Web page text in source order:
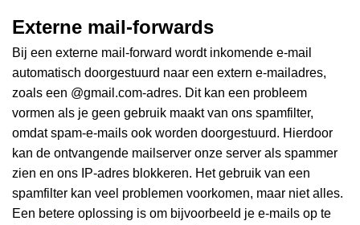
Externe mail-forwards
Bij een externe mail-forward wordt inkomende e-mail
automatisch doorgestuurd naar een extern e-mailadres,
zoals een @gmail.com-adres. Dit kan een probleem
vormen als je geen gebruik maakt van ons spamfilter,
omdat spam-e-mails ook worden doorgestuurd. Hierdoor
kan de ontvangende mailserver onze server als spammer
zien en ons IP-adres blokkeren. Het gebruik van een
spamfilter kan veel problemen voorkomen, maar niet alles.
Een betere oplossing is om bijvoorbeeld je e-mails op te